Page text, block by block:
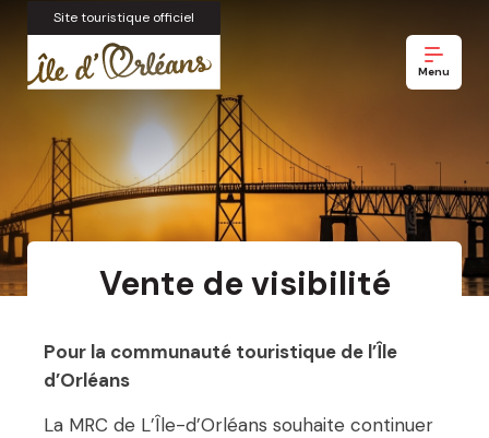
Site touristique officiel
Menu
Vente de visibilité
Pour la communauté touristique de l’Île
d’Orléans
La MRC de L’Île-d’Orléans souhaite continuer